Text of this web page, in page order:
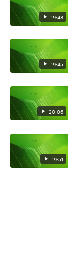
19:48
19:45
20:06
19:51